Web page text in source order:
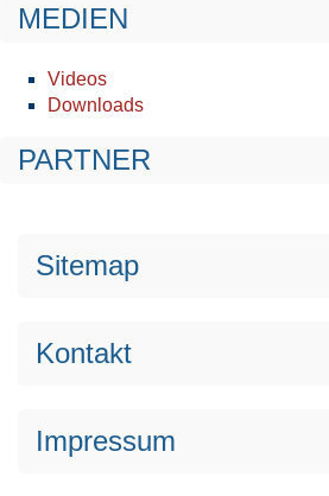
MEDIEN
Videos
Downloads
PARTNER
Sitemap
Kontakt
Impressum